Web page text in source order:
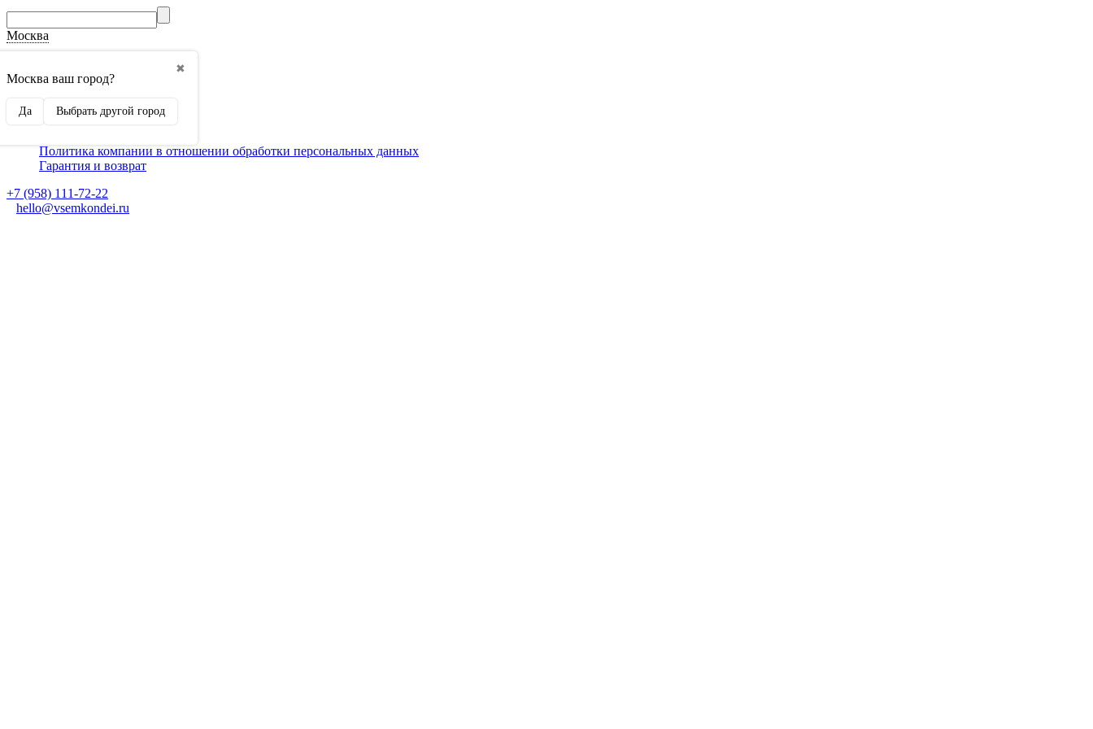
Москва
✖
Москва ваш город?
Да Выбрать другой город
Способы оплаты
Монтаж кондиционеров
Для партнеров
Политика компании в отношении обработки персональных данных
Гарантия и возврат
+7 (958) 111-72-22
hello@vsemkondei.ru